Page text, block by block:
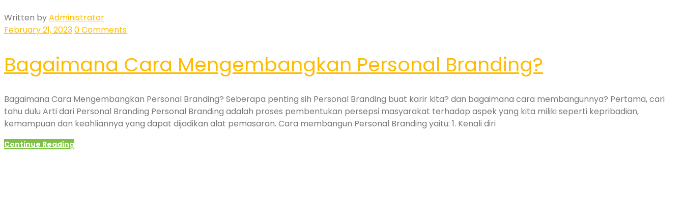
Written byAdministrator
February 21, 20230 Comments
Bagaimana Cara Mengembangkan Personal Branding?
Bagaimana Cara Mengembangkan Personal Branding? Seberapa penting sih Personal Branding buat karir kita? dan bagaimana cara membangunnya? Pertama, cari
tahu dulu Arti dari Personal Branding Personal Branding adalah proses pembentukan persepsi masyarakat terhadap aspek yang kita miliki seperti kepribadian,
kemampuan dan keahliannya yang dapat dijadikan alat pemasaran. Cara membangun Personal Branding yaitu: 1. Kenali diri
Continue Reading